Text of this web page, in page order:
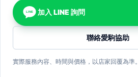
LINE 加入 LINE 詢問
聯絡愛駒協助
實際服務內容、時間與價格，以店家回覆為準。